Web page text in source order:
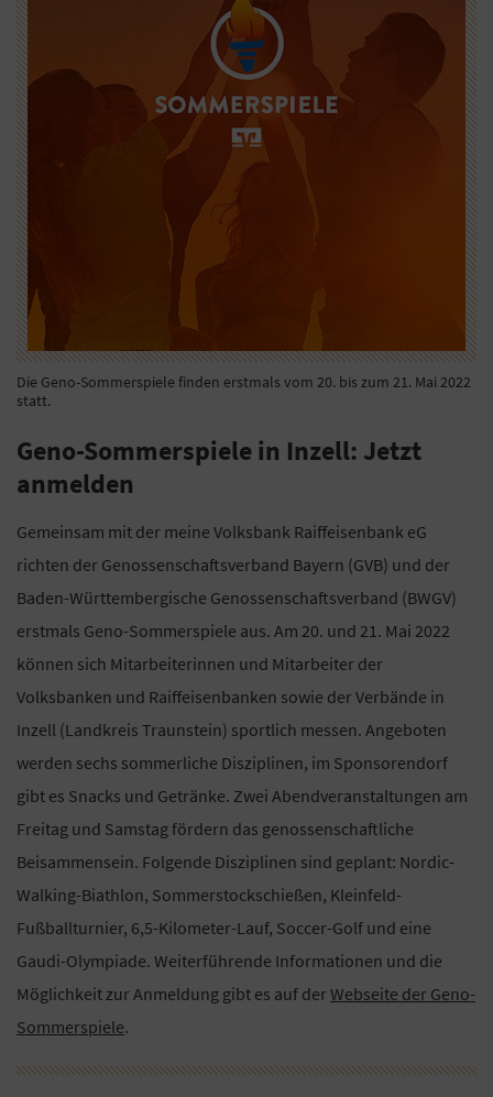
Die Geno-Sommerspiele finden erstmals vom 20. bis zum 21. Mai 2022
statt.
Geno-Sommerspiele in Inzell: Jetzt
anmelden
Gemeinsam mit der meine Volksbank Raiffeisenbank eG
richten der Genossenschaftsverband Bayern (GVB) und der
Baden-Württembergische Genossenschaftsverband (BWGV)
erstmals Geno-Sommerspiele aus. Am 20. und 21. Mai 2022
können sich Mitarbeiterinnen und Mitarbeiter der
Volksbanken und Raiffeisenbanken sowie der Verbände in
Inzell (Landkreis Traunstein) sportlich messen. Angeboten
werden sechs sommerliche Disziplinen, im Sponsorendorf
gibt es Snacks und Getränke. Zwei Abendveranstaltungen am
Freitag und Samstag fördern das genossenschaftliche
Beisammensein. Folgende Disziplinen sind geplant: Nordic-
Walking-Biathlon, Sommerstockschießen, Kleinfeld-
Fußballturnier, 6,5-Kilometer-Lauf, Soccer-Golf und eine
Gaudi-Olympiade. Weiterführende Informationen und die
Möglichkeit zur Anmeldung gibt es auf derWebseite der Geno-
Sommerspiele.